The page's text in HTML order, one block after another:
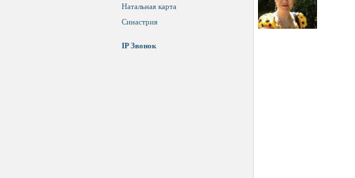
Натальная карта
Синастрия
IP Звонок